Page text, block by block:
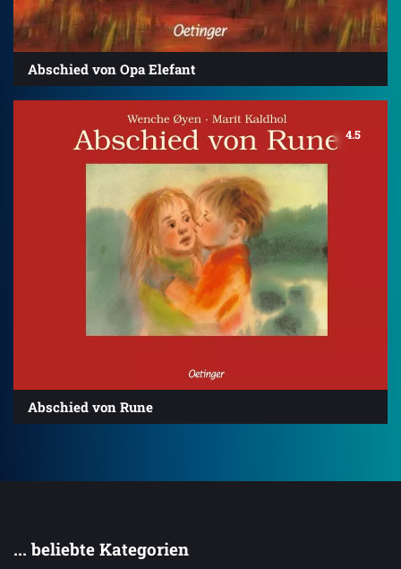
Abschied von Opa Elefant
4.5
Abschied von Rune
... beliebte Kategorien